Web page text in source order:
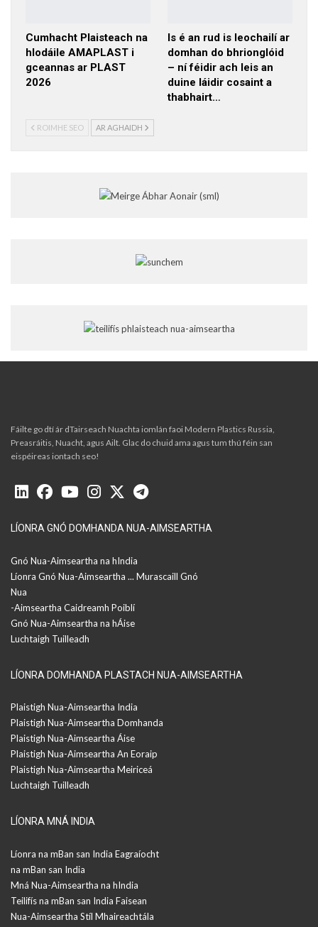
Cumhacht Plaisteach na
hIodáile AMAPLAST i
gceannas ar PLAST
2026
Is é an rud is leochailí ar
domhan do bhrionglóid
– ní féidir ach leis an
duine láidir cosaint a
thabhairt…
ROIMHE SEO AR AGHAIDH
Fáilte go dtí ár dTairseach Nuachta iomlán faoi Modern Plastics Russia,
Preasráitis, Nuacht, agus Ailt. Glac do chuid ama agus tum thú féin san
eispéireas iontach seo!
LÍONRA GNÓ DOMHANDA NUA-AIMSEARTHA
Gnó Nua-Aimseartha na hIndia
Líonra Gnó Nua-Aimseartha ... Murascaill Gnó
Nua
-Aimseartha Caidreamh Poiblí
Gnó Nua-Aimseartha na hÁise
Luchtaigh Tuilleadh
LÍONRA DOMHANDA PLASTACH NUA-AIMSEARTHA
Plaistigh Nua-Aimseartha India
Plaistigh Nua-Aimseartha Domhanda
Plaistigh Nua-Aimseartha Áise
Plaistigh Nua-Aimseartha An Eoraip
Plaistigh Nua-Aimseartha Meiriceá
Luchtaigh Tuilleadh
LÍONRA MNÁ INDIA
Líonra na mBan san India Eagraíocht
na mBan san India
Mná Nua-Aimseartha na hIndia
Teilifís na mBan san India Faisean
Nua-Aimseartha Stíl Mhaireachtála